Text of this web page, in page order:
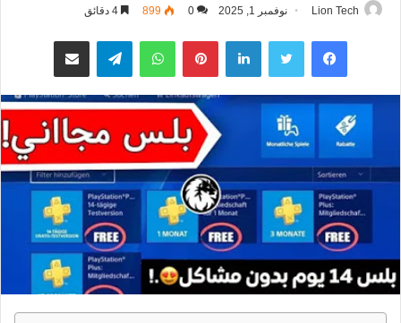
Lion Tech نوفمبر 1, 2025 0
899
فيسبوك تويتر لينكدإن بينتيريستواتساب تيلقرام مشاركة عبر البريد